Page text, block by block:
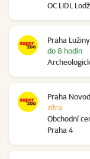
OC LIDL
Praha Lužiny
do 8 hodin
Praha
Obchodní
Praha 4
zítra